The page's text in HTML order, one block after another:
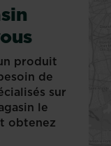
produit
de
sur
le
obtenez